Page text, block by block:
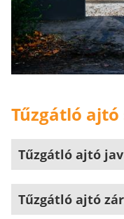
Tűzgátló
Tűzgátló ajtó
Tűzgátló ajtó